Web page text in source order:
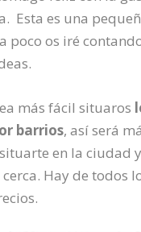
Esta es una
poco os iré
más fácil situaros
barrios, así será
en la ciudad
Hay de todos